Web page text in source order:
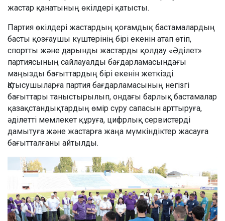
жастар қанатының өкілдері қатысты.
Партия өкілдері жастардың қоғамдық бастамалардың
басты қозғаушы күштерінің бірі екенін атап өтіп,
спортты және дарынды жастарды қолдау «Әділет»
партиясының сайлауалды бағдарламасындағы
маңызды бағыттардың бірі екенін жеткізді.
Қатысушыларға партия бағдарламасының негізгі
бағыттары таныстырылып, ондағы барлық бастамалар
қазақстандықтардың өмір сүру сапасын арттыруға,
әділетті мемлекет құруға, цифрлық сервистерді
дамытуға және жастарға жаңа мүмкіндіктер жасауға
бағытталғаны айтылды.